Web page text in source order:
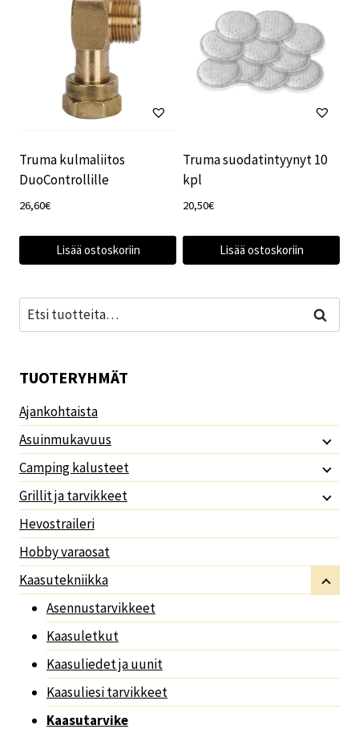
Truma kulmaliitos
DuoControllille
26,60€
Lisää ostoskoriin
Truma suodatintyynyt 10
kpl
20,50€
Lisää ostoskoriin
Etsi: Haku
TUOTERYHMÄT
Ajankohtaista
Asuinmukavuus
Camping kalusteet
Grillit ja tarvikkeet
Hevostraileri
Hobby varaosat
Kaasutekniikka
Asennustarvikkeet
Kaasuletkut
Kaasuliedet ja uunit
Kaasuliesi tarvikkeet
Kaasutarvike